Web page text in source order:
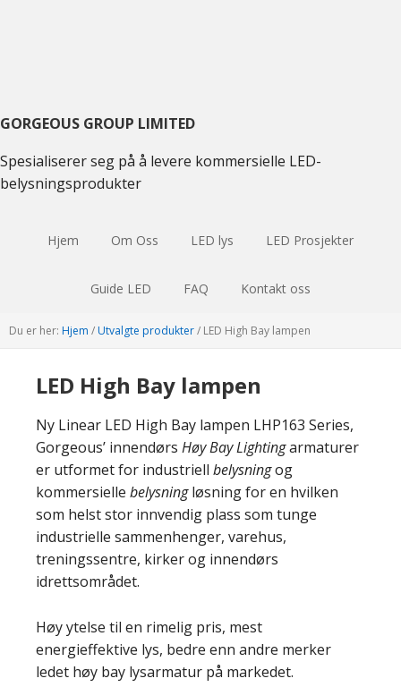
GORGEOUS GROUP LIMITED
Spesialiserer seg på å levere kommersielle LED-
belysningsprodukter
Hjem Om Oss LED lys LED Prosjekter
Guide LED FAQ Kontakt oss
Du er her: Hjem / Utvalgte produkter/ LED High Bay lampen
LED High Bay lampen
Ny Linear LED High Bay lampen LHP163 Series,
Gorgeous’ innendørs Høy Bay Lightingarmaturer
er utformet for industriell belysningog
kommersielle belysningløsning for en hvilken
som helst stor innvendig plass som tunge
industrielle sammenhenger, varehus,
treningssentre, kirker og innendørs
idrettsområdet.
Høy ytelse til en rimelig pris, mest
energieffektive lys, bedre enn andre merker
ledet høy bay lysarmatur på markedet.